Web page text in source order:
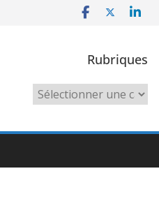
Rubriques
Rubriques